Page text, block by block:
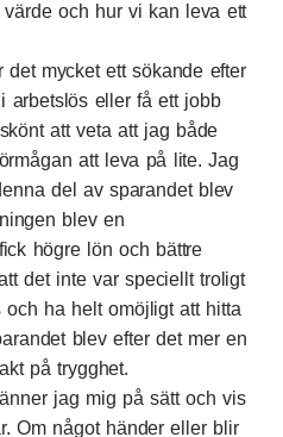
och hur vi kan leva ett
mycket ett sökande efter
arbetslös eller få ett jobb
att veta att jag både
att leva på lite. Jag
del av sparandet blev
blev en
högre lön och bättre
det inte var speciellt troligt
ha helt omöjligt att hitta
blev efter det mer en
på trygghet.
jag mig på sätt och vis
Om något händer eller blir